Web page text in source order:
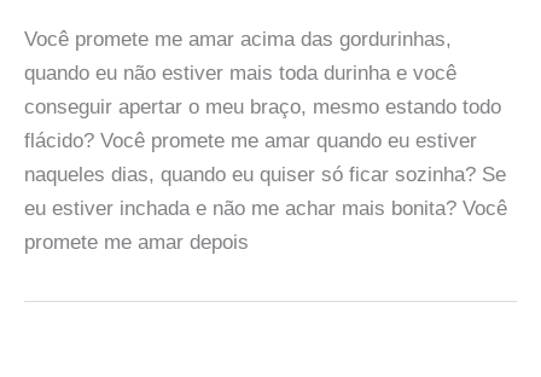
Você promete me amar acima das gordurinhas,
quando eu não estiver mais toda durinha e você
conseguir apertar o meu braço, mesmo estando todo
flácido? Você promete me amar quando eu estiver
naqueles dias, quando eu quiser só ficar sozinha? Se
eu estiver inchada e não me achar mais bonita? Você
promete me amar depois